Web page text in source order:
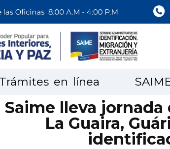
Trámites en línea
Saime lleva
La Guaira,